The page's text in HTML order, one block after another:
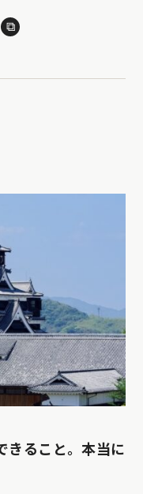
⧉
きること。本当に